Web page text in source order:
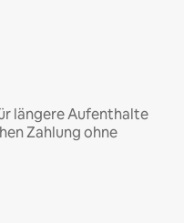
längere Aufenthalte
Zahlung ohne